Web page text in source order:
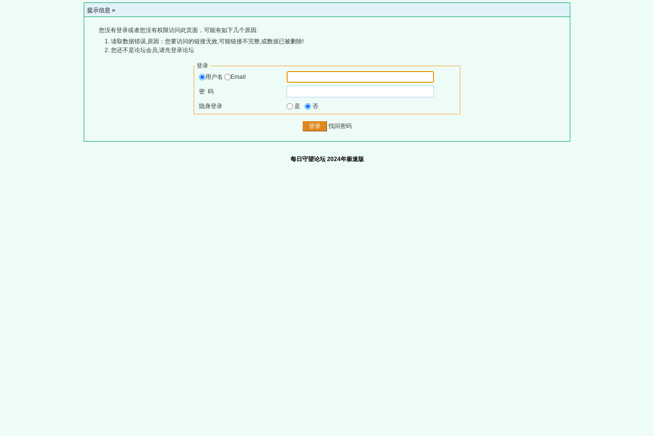
提示信息 »
您没有登录或者您没有权限访问此页面，可能有如下几个原因:
读取数据错误,原因：您要访问的链接无效,可能链接不完整,或数据已被删除!
您还不是论坛会员,请先登录论坛
登录
用户名
Email
密 码
隐身登录 是 否
找回密码
每日守望论坛 2024年极速版